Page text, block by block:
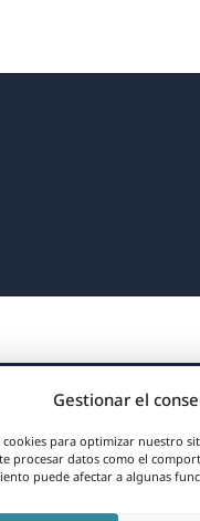
Gestionar el
cookies para optimizar nuestro
procesar datos como el
puede afectar a algunas
RGPD y